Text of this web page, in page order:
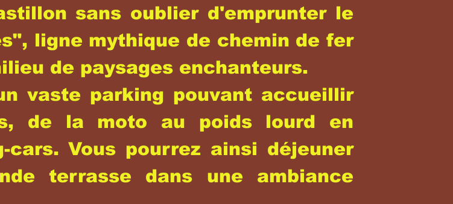
sans oublier d'emprunter le
ligne mythique de chemin de fer
de paysages enchanteurs.
vaste parking pouvant accueillir
de la moto au poids lourd en
cars. Vous pourrez ainsi déjeuner
terrasse dans une ambiance